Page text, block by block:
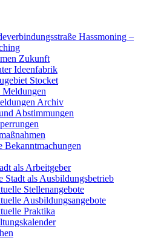
Hassmoning –
Zukunft
Ideenfabrik
Stocket
Archiv
Abstimmungen
Bekanntmachungen
als Arbeitgeber
Stadt als Ausbildungsbetrieb
Stellenangebote
Ausbildungsangebote
Praktika